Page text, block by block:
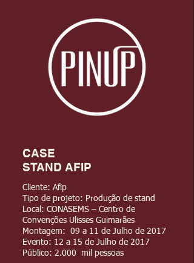
Cliente: Afip
Tipo de projeto: Produção de stand
Local: CONASEMS – Centro de
Convenções Ulisses Guimarães
Montagem: 09 a 11 de Julho de 2017
Evento: 12 a 15 de Julho de 2017
Público: 2.000 mil pessoas
CASE
STAND AFIP